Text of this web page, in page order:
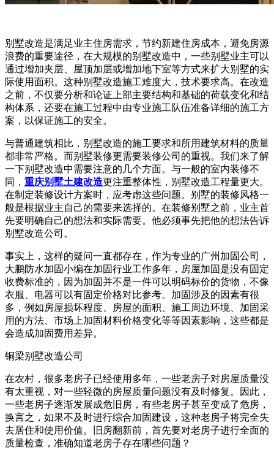
别墅改造是满足业主住房需求，节约新建住房成本，避免房源
浪费的重要途径，在大规模的别墅改造中，一些别墅业主可以
通过增加夹层、屋顶加层或增加地下室等方式来扩大别墅的实
际使用面积。这种别墅改造施工难度大，技术要求高。在改造
之前，不仅要分析和论证上部主要结构和基础的荷载变化和结
构体系，还要在施工过程中由专业施工队伍准备详细的施工方
案，以保证施工的安全。
与普通建筑相比，别墅改造的施工要求和所用建筑材料的质量
都非常严格。而别墅装修更需要装修公司的重视。我们来了解
一下别墅改造中需要注意的几个方面。与一般的室内装修不
同， 重庆别墅土建改造更注重整体性，别墅改造工程量更大。
在制定装修设计方案时，应考虑这些问题。别墅的装修风格一
般是根据业主自己的需要来选择的。在装修别墅之前，业主首
先要明确自己的想法和实际需要。他必须事先把他的想法告诉
别墅改造公司。
事实上，这样的疑问一直都存在，作为专业的广州加固公司，
大鹏防水加固小编在加固行业工作多年，房屋加固是没有固定
收费标准的，因为加固并不是一件可以明码标价的货物，不像
衣服、电器可以有固定价格对比参考。加固涉及的因素有很
多，例如房屋损坏程度、房屋的面积、施工周边环境、加固采
用的方法、市场上加固材料价格变化等等因素影响，这些都是
会造成加固费用差异。
铜梁别墅改造公司
在农村，很多老房子已经使用多年，一些老房子对房屋质量没
有太重视，对一些轻微的房屋质量问题没有及时修复。因此，
一些老房子逐渐发展成危旧房，有些老房子甚至变成了危房，
换言之，如果不及时进行综合加固建设，这种老房子将完全失
去居住和使用价值。旧房翻新前，首先要对老房子进行全面的
质量检查，准确知道老房子存在哪些问题？